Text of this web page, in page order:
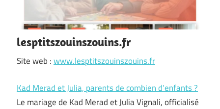
lesptitszouinszouins.fr
Site web :www.lesptitszouinszouins.fr
Kad Merad et Julia, parents de combien d’enfants ?
Le mariage de Kad Merad et Julia Vignali, officialisé